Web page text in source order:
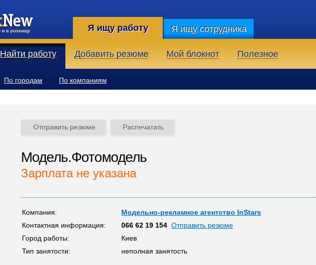
Я ищу работу Я ищу сотрудника
Найти работу Добавить резюме Мой блокнот Полезное
По городам По компаниям
Отправить резюме Распечатать
Модель.Фотомодель
Зарплата не указана
Компания:
Модельно-рекламное агентство InStars
Контактная информация:
066 62 19 154 Отправить резюме
Город работы:
Киев
Тип занятости:
неполная занятость